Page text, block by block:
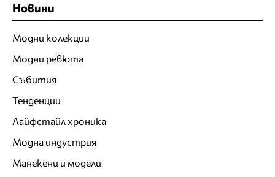
Новини
Модни колекции
Модни ревюта
Събития
Тенденции
Лайфстайл хроника
Модна индустрия
Манекени и модели